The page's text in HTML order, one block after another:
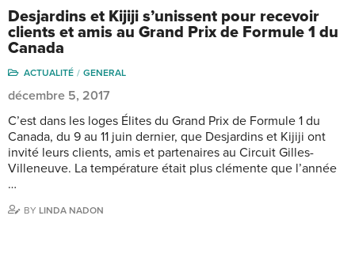
Desjardins et Kijiji s’unissent pour recevoir
clients et amis au Grand Prix de Formule 1 du
Canada
ACTUALITÉ GENERAL
décembre 5, 2017
C’est dans les loges Élites du Grand Prix de Formule 1 du
Canada, du 9 au 11 juin dernier, que Desjardins et Kijiji ont
invité leurs clients, amis et partenaires au Circuit Gilles-
Villeneuve. La température était plus clémente que l’année
…
BY LINDA NADON